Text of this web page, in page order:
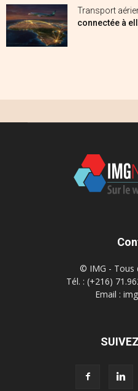
Transport
connectée à
© IMG - Tous
Tél. : (+216)
Email :